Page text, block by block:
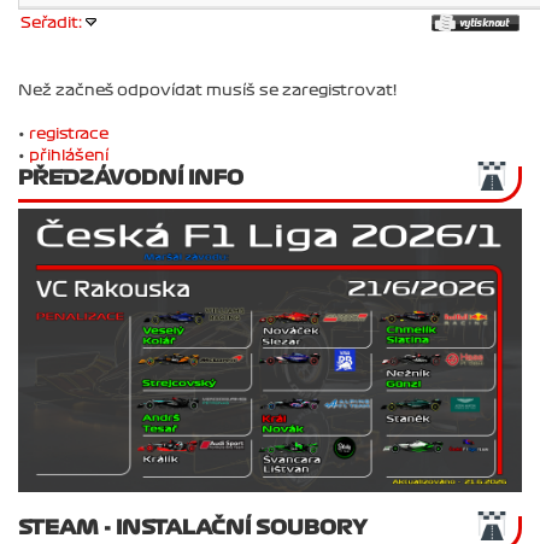
Seřadit:
Než začneš odpovídat musíš se zaregistrovat!
• registrace
• přihlášení
PŘEDZÁVODNÍ INFO
STEAM - INSTALAČNÍ SOUBORY